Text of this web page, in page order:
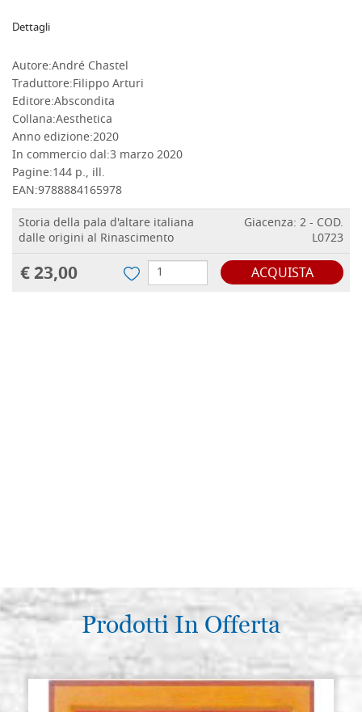
Dettagli
Autore:André Chastel
Traduttore:Filippo Arturi
Editore:Abscondita
Collana:Aesthetica
Anno edizione:2020
In commercio dal:3 marzo 2020
Pagine:144 p., ill.
EAN:9788884165978
Storia della pala d'altare italiana
dalle origini al Rinascimento
Giacenza: 2 - COD.
L0723
€ 23,00 ACQUISTA
Prodotti In Offerta